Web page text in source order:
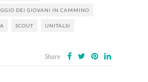
DEI GIOVANI IN CAMMINO
SCOUT UNITALSI
Share